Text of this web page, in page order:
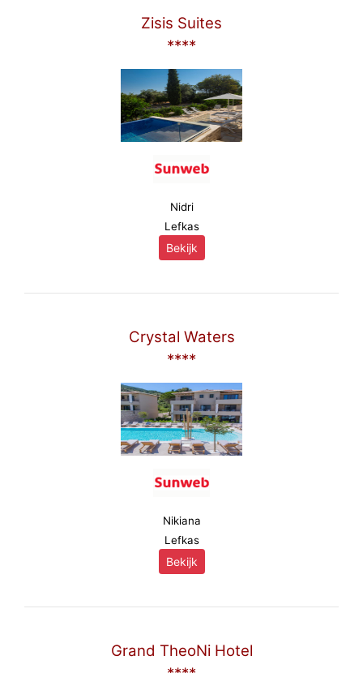
Zisis Suites
****
Nidri
Lefkas
Bekijk
Crystal Waters
****
Nikiana
Lefkas
Bekijk
Grand TheoNi Hotel